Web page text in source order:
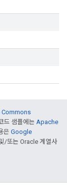
Commons
드 샘플에는 Apache
은 Google
/또는 Oracle 계열사